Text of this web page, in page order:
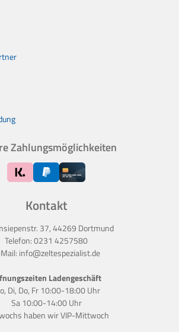
Kontakt
37, 44269 Dortmund
Telefon:0231 4257580
info@zeltespezialist.de
Ladengeschäft
Di, Do, Fr 10:00-18:00 Uhr
Sa 10:00-14:00 Uhr
haben wirVIP-Mittwoch
Zahlungsmöglichkeiten